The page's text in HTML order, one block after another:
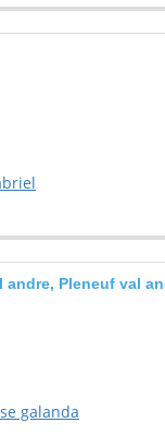
andre, Pleneuf val
galanda